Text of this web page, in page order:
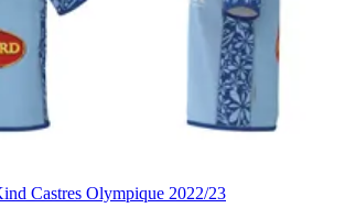
Castres Olympique 2022/23